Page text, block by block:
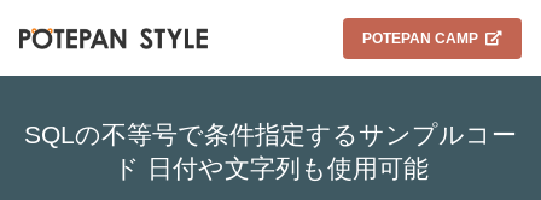
POTEPAN CAMP
SQLの不等号で条件指定するサンプルコー
ド 日付や文字列も使用可能